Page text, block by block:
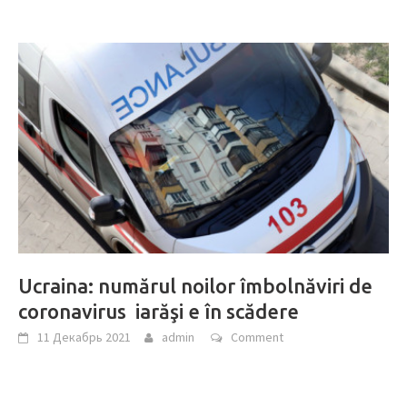
Ucraina: numărul noilor îmbolnăviri de
coronavirus iarăşi e în scădere
11 Декабрь 2021 admin Comment